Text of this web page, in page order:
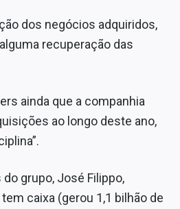
dos negócios adquiridos,
recuperação das
ainda que a companhia
ao longo deste ano,
grupo, José Filippo,
caixa (gerou 1,1 bilhão de